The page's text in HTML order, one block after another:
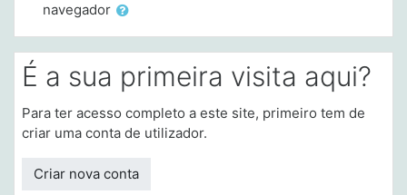
navegador
É a sua primeira visita aqui?
Para ter acesso completo a este site, primeiro tem de
criar uma conta de utilizador.
Criar nova conta